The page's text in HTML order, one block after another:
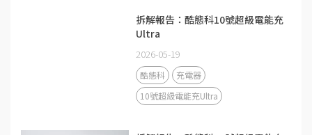
拆解報告：酷態科10號超級電能充
Ultra
2026-05-19
酷態科
充電器
10號超級電能充Ultra